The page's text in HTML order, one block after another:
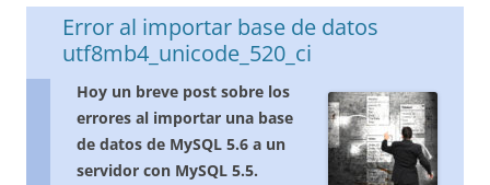
Error al importar base de datos
utf8mb4_unicode_520_ci
Hoy un breve post sobre los
errores al importar una base
de datos de MySQL 5.6 a un
servidor con MySQL 5.5.